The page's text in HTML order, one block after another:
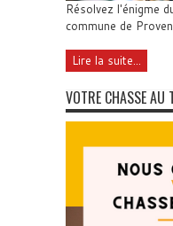
Résolvez l'énigme
commune de
Lire la suite...
VOTRE CHASSE AU